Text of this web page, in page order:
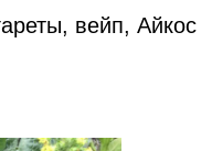
вейп, Айкос